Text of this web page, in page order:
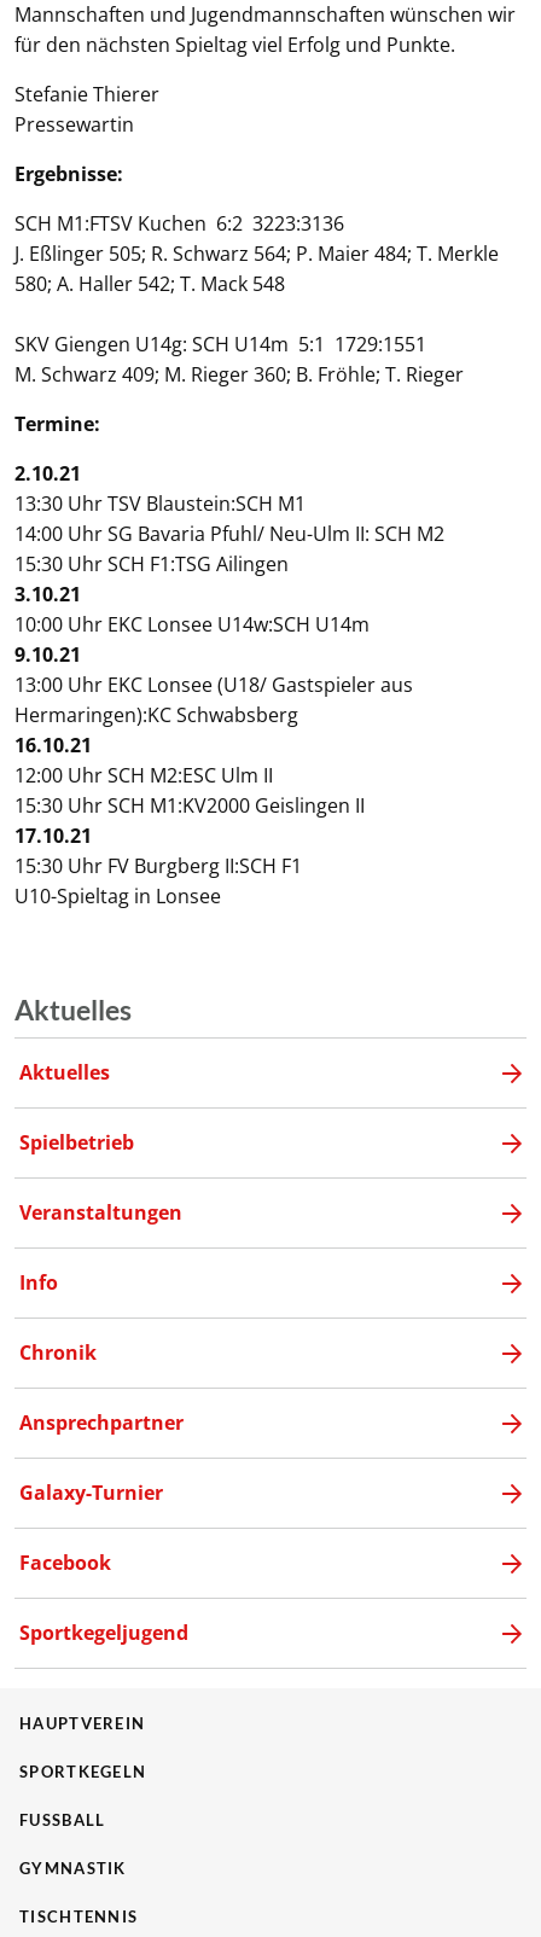
Mannschaften und Jugendmannschaften wünschen wir
für den nächsten Spieltag viel Erfolg und Punkte.
Stefanie Thierer
Pressewartin
Ergebnisse:
SCH M1:FTSV Kuchen 6:2 3223:3136
J. Eßlinger 505; R. Schwarz 564; P. Maier 484; T. Merkle
580; A. Haller 542; T. Mack 548
SKV Giengen U14g: SCH U14m 5:1 1729:1551
M. Schwarz 409; M. Rieger 360; B. Fröhle; T. Rieger
Termine:
2.10.21
13:30 Uhr TSV Blaustein:SCH M1
14:00 Uhr SG Bavaria Pfuhl/ Neu-Ulm II: SCH M2
15:30 Uhr SCH F1:TSG Ailingen
3.10.21
10:00 Uhr EKC Lonsee U14w:SCH U14m
9.10.21
13:00 Uhr EKC Lonsee (U18/ Gastspieler aus
Hermaringen):KC Schwabsberg
16.10.21
12:00 Uhr SCH M2:ESC Ulm II
15:30 Uhr SCH M1:KV2000 Geislingen II
17.10.21
15:30 Uhr FV Burgberg II:SCH F1
U10-Spieltag in Lonsee
Aktuelles
Aktuelles
Spielbetrieb
Veranstaltungen
Info
Chronik
Ansprechpartner
Galaxy-Turnier
Facebook
Sportkegeljugend
HAUPTVEREIN
SPORTKEGELN
FUSSBALL
GYMNASTIK
TISCHTENNIS